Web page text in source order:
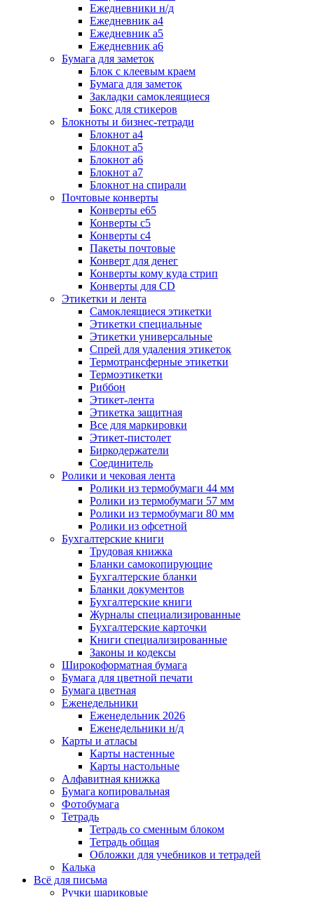
Ежедневники н/д
Ежедневник а4
Ежедневник а5
Ежедневник а6
Бумага для заметок
Блок с клеевым краем
Бумага для заметок
Закладки самоклеящиеся
Бокс для стикеров
Блокноты и бизнес-тетради
Блокнот а4
Блокнот а5
Блокнот а6
Блокнот а7
Блокнот на спирали
Почтовые конверты
Конверты е65
Конверты с5
Конверты с4
Пакеты почтовые
Конверт для денег
Конверты кому куда стрип
Конверты для CD
Этикетки и лента
Самоклеящиеся этикетки
Этикетки специальные
Этикетки универсальные
Спрей для удаления этикеток
Термотрансферные этикетки
Термоэтикетки
Риббон
Этикет-лента
Этикетка защитная
Все для маркировки
Этикет-пистолет
Биркодержатели
Соединитель
Ролики и чековая лента
Ролики из термобумаги 44 мм
Ролики из термобумаги 57 мм
Ролики из термобумаги 80 мм
Ролики из офсетной
Бухгалтерские книги
Трудовая книжка
Бланки самокопирующие
Бухгалтерские бланки
Бланки документов
Бухгалтерские книги
Журналы специализированные
Бухгалтерские карточки
Книги специализированные
Законы и кодексы
Широкоформатная бумага
Бумага для цветной печати
Бумага цветная
Еженедельники
Еженедельник 2026
Еженедельники н/д
Карты и атласы
Карты настенные
Карты настольные
Алфавитная книжка
Бумага копировальная
Фотобумага
Тетрадь
Тетрадь со сменным блоком
Тетрадь общая
Обложки для учебников и тетрадей
Калька
Всё для письма
Ручки шариковые